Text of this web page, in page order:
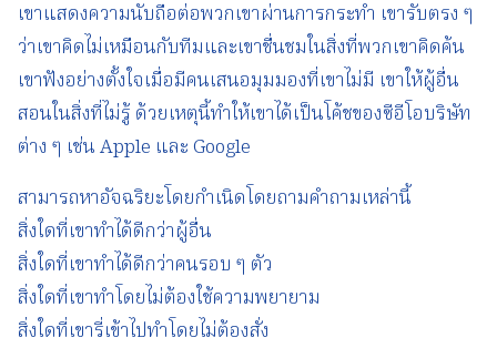
เขาแสดงความนับถือต่อพวกเขาผ่านการกระทำ เขารับตรง ๆ
ว่าเขาคิดไม่เหมือนกับทีมและเขาชื่นชมในสิ่งที่พวกเขาคิดค้น
เขาฟังอย่างตั้งใจเมื่อมีคนเสนอมุมมองที่เขาไม่มี เขาให้ผู้อื่น
สอนในสิ่งที่ไม่รู้ ด้วยเหตุนี้ทำให้เขาได้เป็นโค้ชของซีอีโอบริษัท
ต่าง ๆ เช่น Apple และ Google
สามารถหาอัจฉริยะโดยกำเนิดโดยถามคำถามเหล่านี้
สิ่งใดที่เขาทำได้ดีกว่าผู้อื่น
สิ่งใดที่เขาทำได้ดีกว่าคนรอบ ๆ ตัว
สิ่งใดที่เขาทำโดยไม่ต้องใช้ความพยายาม
สิ่งใดที่เขารี่เข้าไปทำโดยไม่ต้องสั่ง